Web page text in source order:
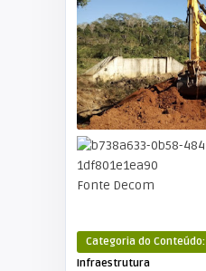
Fonte Decom
Categoria do Conteúdo:
Infraestrutura